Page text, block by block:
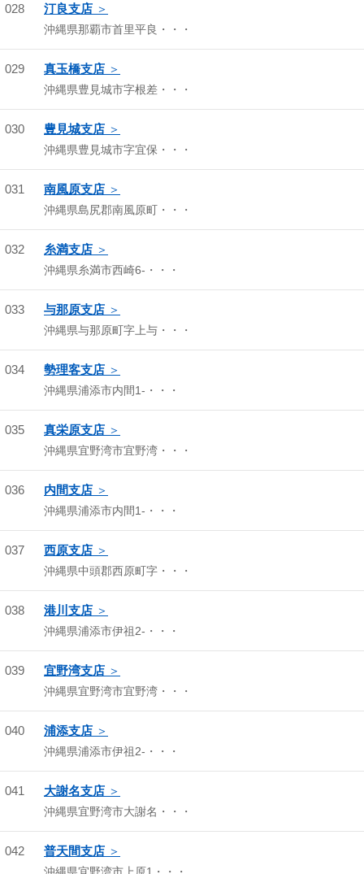
028 汀良支店
沖縄県那覇市首里平良・・・
029 真玉橋支店
沖縄県豊見城市字根差・・・
030 豊見城支店
沖縄県豊見城市字宜保・・・
031 南風原支店
沖縄県島尻郡南風原町・・・
032 糸満支店
沖縄県糸満市西崎6-・・・
033 与那原支店
沖縄県与那原町字上与・・・
034 勢理客支店
沖縄県浦添市内間1-・・・
035 真栄原支店
沖縄県宜野湾市宜野湾・・・
036 内間支店
沖縄県浦添市内間1-・・・
037 西原支店
沖縄県中頭郡西原町字・・・
038 港川支店
沖縄県浦添市伊祖2-・・・
039 宜野湾支店
沖縄県宜野湾市宜野湾・・・
040 浦添支店
沖縄県浦添市伊祖2-・・・
041 大謝名支店
沖縄県宜野湾市大謝名・・・
042 普天間支店